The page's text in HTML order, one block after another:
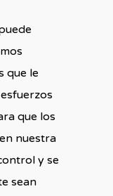
que le
que los
nuestra
y se
sean